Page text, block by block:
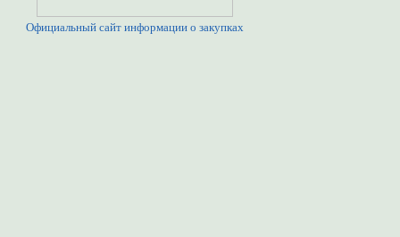
Официальный сайт информации о закупках